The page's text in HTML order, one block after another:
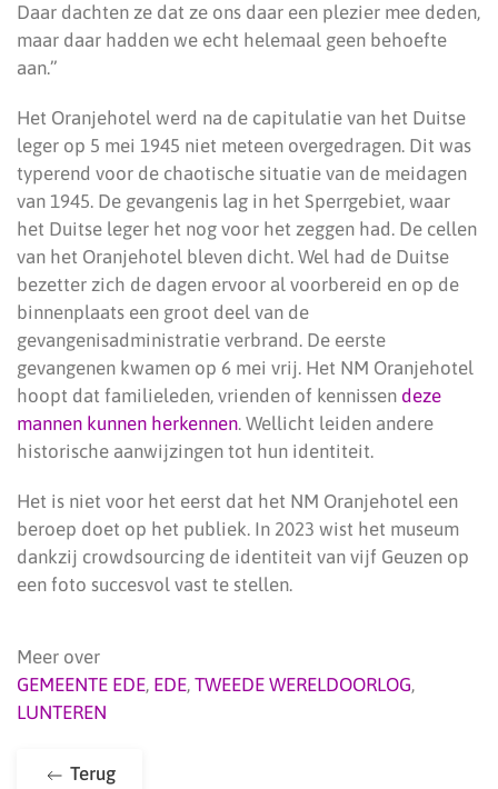
Daar dachten ze dat ze ons daar een plezier mee deden,
maar daar hadden we echt helemaal geen behoefte
aan.”
Het Oranjehotel werd na de capitulatie van het Duitse
leger op 5 mei 1945 niet meteen overgedragen. Dit was
typerend voor de chaotische situatie van de meidagen
van 1945. De gevangenis lag in het Sperrgebiet, waar
het Duitse leger het nog voor het zeggen had. De cellen
van het Oranjehotel bleven dicht. Wel had de Duitse
bezetter zich de dagen ervoor al voorbereid en op de
binnenplaats een groot deel van de
gevangenisadministratie verbrand. De eerste
gevangenen kwamen op 6 mei vrij. Het NM Oranjehotel
hoopt dat familieleden, vrienden of kennissen deze
mannen kunnen herkennen. Wellicht leiden andere
historische aanwijzingen tot hun identiteit.
Het is niet voor het eerst dat het NM Oranjehotel een
beroep doet op het publiek. In 2023 wist het museum
dankzij crowdsourcing de identiteit van vijf Geuzen op
een foto succesvol vast te stellen.
Meer over
GEMEENTE EDE, EDE, TWEEDE WERELDOORLOG,
LUNTEREN
Terug